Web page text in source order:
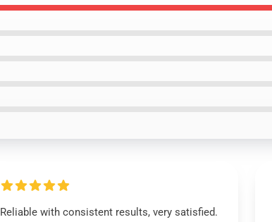
Reliable with consistent results, very satisfied.